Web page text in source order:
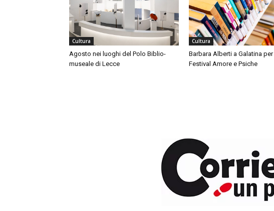
Cultura
Agosto nei luoghi del Polo Biblio-
museale di Lecce
Cultura
Barbara Alberti a Galatina per
Festival Amore e Psiche